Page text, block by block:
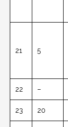
21 5
22 –
23 20